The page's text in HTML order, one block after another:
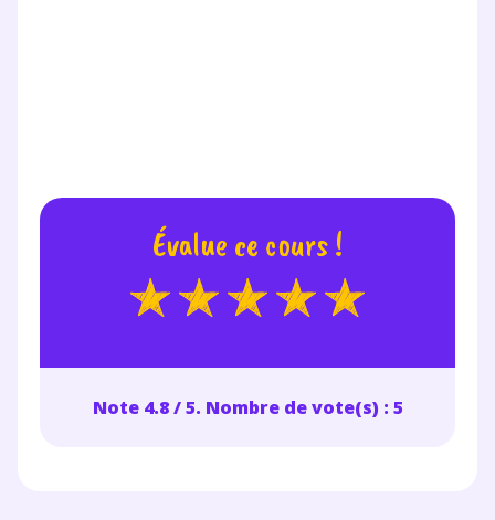
Évalue ce cours !
Note 4.8 / 5. Nombre de vote(s) : 5